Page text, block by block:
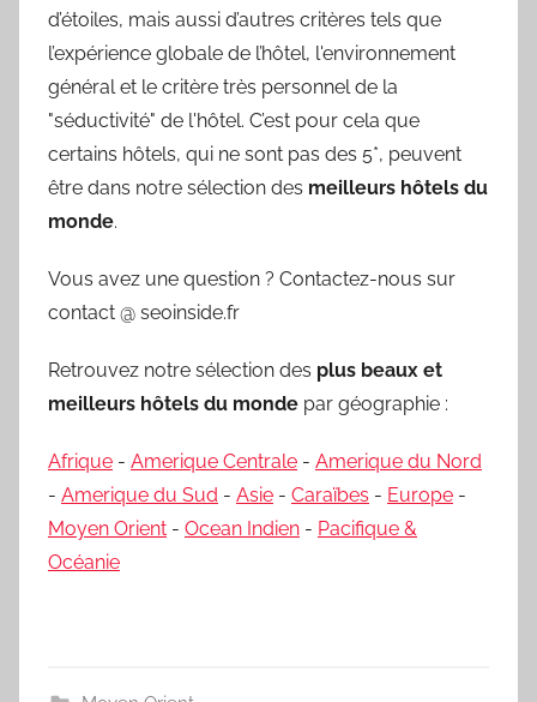
d’étoiles, mais aussi d’autres critères tels que
l’expérience globale de l’hôtel, l'environnement
général et le critère très personnel de la
"séductivité" de l'hôtel. C’est pour cela que
certains hôtels, qui ne sont pas des 5*, peuvent
être dans notre sélection des meilleurs hôtels du
monde.
Vous avez une question ? Contactez-nous sur
contact @ seoinside.fr
Retrouvez notre sélection des plus beaux et
meilleurs hôtels du monde par géographie :
Afrique - Amerique Centrale - Amerique du Nord
- Amerique du Sud - Asie - Caraïbes - Europe -
Moyen Orient - Ocean Indien - Pacifique &
Océanie